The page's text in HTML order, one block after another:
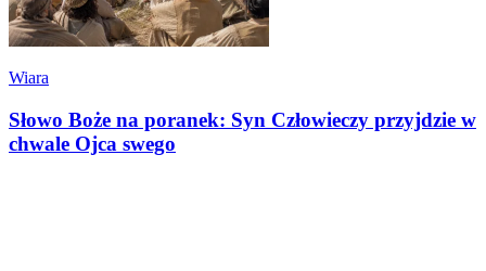
Wiara
Słowo Boże na poranek: Syn Człowieczy przyjdzie w
chwale Ojca swego